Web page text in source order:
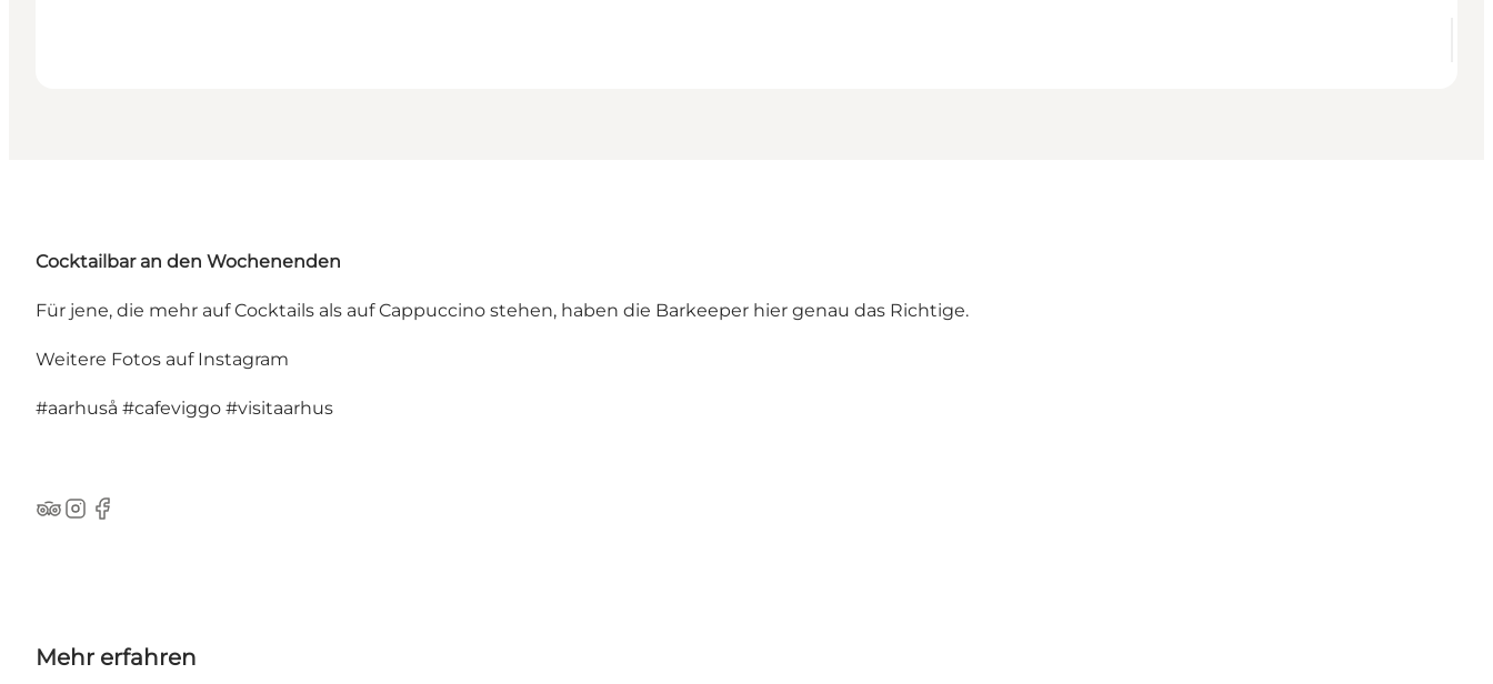
Cocktailbar an den Wochenenden
Für jene, die mehr auf Cocktails als auf Cappuccino stehen, haben die Barkeeper hier genau das Richtige.
Weitere Fotos auf Instagram
#aarhuså #cafeviggo #visitaarhus
TripAdvisor
Instagram
Facebook
Mehr erfahren